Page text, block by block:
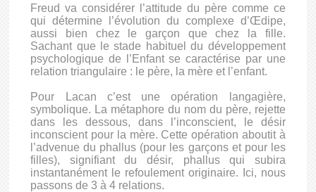
Freud va considérer l’attitude du père comme ce
qui détermine l’évolution du complexe d’Œdipe,
aussi bien chez le garçon que chez la fille.
Sachant que le stade habituel du développement
psychologique de l’Enfant se caractérise par une
relation triangulaire : le père, la mère et l’enfant.
Pour Lacan c’est une opération langagière,
symbolique. La métaphore du nom du père, rejette
dans les dessous, dans l’inconscient, le désir
inconscient pour la mère. Cette opération aboutit à
l’advenue du phallus (pour les garçons et pour les
filles), signifiant du désir, phallus qui subira
instantanément le refoulement originaire. Ici, nous
passons de 3 à 4 relations.